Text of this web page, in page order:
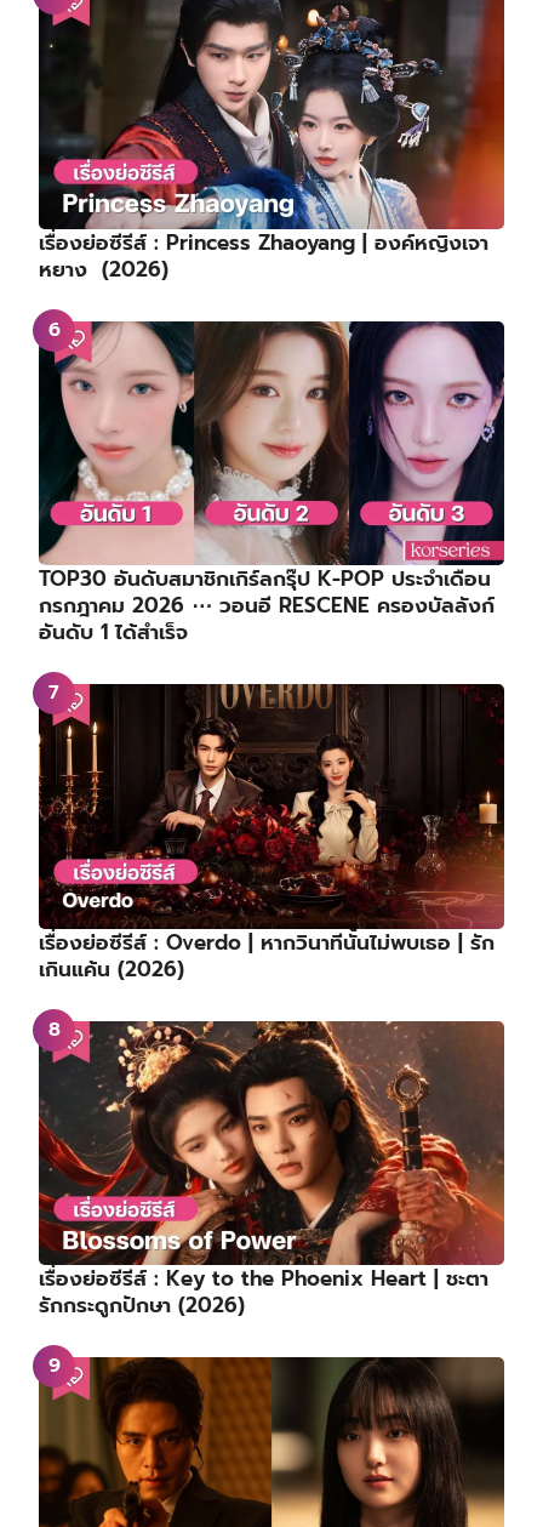
เรื่องย่อซีรีส์ : Princess Zhaoyang | องค์หญิงเจา
หยาง (2026)
TOP30 อันดับสมาชิกเกิร์ลกรุ๊ป K-POP ประจำเดือน
กรกฎาคม 2026 ⋯ วอนอี RESCENE ครองบัลลังก์
อันดับ 1 ได้สำเร็จ
เรื่องย่อซีรีส์ : Overdo | หากวินาทีนั้นไม่พบเธอ | รัก
เกินแค้น (2026)
เรื่องย่อซีรีส์ : Key to the Phoenix Heart | ชะตา
รักกระดูกปักษา (2026)